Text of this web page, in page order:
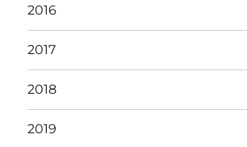
2016
2017
2018
2019